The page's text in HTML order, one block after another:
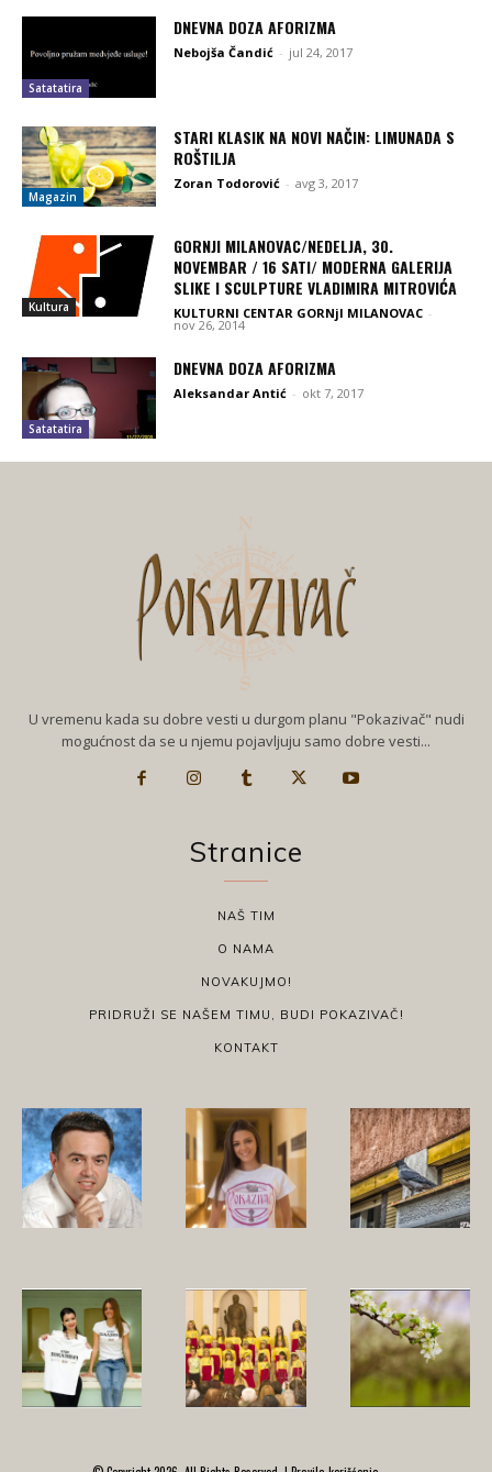
Satatatira
DNEVNA DOZA AFORIZMA
Nebojša Čandić - jul 24, 2017
Magazin
STARI KLASIK NA NOVI NAČIN: LIMUNADA S
ROŠTILJA
Zoran Todorović - avg 3, 2017
Kultura
GORNJI MILANOVAC/NEDELJA, 30.
NOVEMBAR / 16 SATI/ MODERNA GALERIJA
SLIKE I SCULPTURE VLADIMIRA MITROVIĆA
KULTURNI CENTAR GORNjI MILANOVAC -
nov 26, 2014
Satatatira
DNEVNA DOZA AFORIZMA
Aleksandar Antić - okt 7, 2017
U vremenu kada su dobre vesti u durgom planu "Pokazivač" nudi
mogućnost da se u njemu pojavljuju samo dobre vesti...
Stranice
NAŠ TIM
O NAMA
NOVAKUJMO!
PRIDRUŽI SE NAŠEM TIMU, BUDI POKAZIVAČ!
KONTAKT